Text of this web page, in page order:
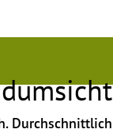
Durchschnittlich